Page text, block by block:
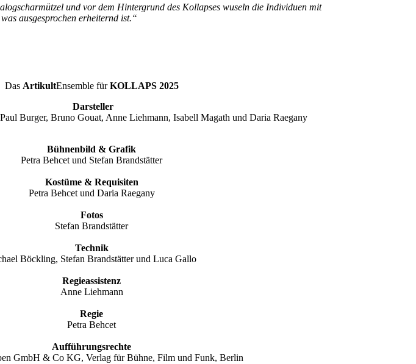
und vor dem Hintergrund des Kollapses wuseln die Individuen mit
ausgesprochen erheiternd ist.“
Das ArtikultEnsemble fürKOLLAPS 2025
Darsteller
Burger, Bruno Gouat, Anne Liehmann, Isabell Magath und Daria Raegany
Bühnenbild & Grafik
Petra Behcet und Stefan Brandstätter
Kostüme & Requisiten
Petra Behcet und Daria Raegany
Fotos
Stefan Brandstätter
Technik
Böckling, Stefan Brandstätter und Luca Gallo
Regieassistenz
Anne Liehmann
Regie
Petra Behcet
Aufführungsrechte
GmbH & Co KG, Verlag für Bühne, Film und Funk, Berlin